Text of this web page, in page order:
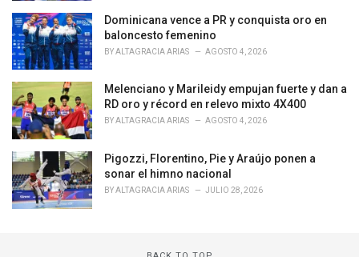
:
Dominicana vence a PR y conquista oro en
baloncesto femenino
BYALTAGRACIA ARIAS AGOSTO 4, 2026
Melenciano y Marileidy empujan fuerte y dan a
RD oro y récord en relevo mixto 4X400
BYALTAGRACIA ARIAS AGOSTO 4, 2026
Pigozzi, Florentino, Pie y Araújo ponen a
sonar el himno nacional
BYALTAGRACIA ARIAS JULIO 28, 2026